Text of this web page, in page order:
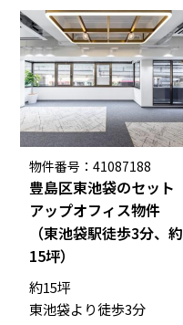
物件番号：41087188
豊島区東池袋のセット
アップオフィス物件
（東池袋駅徒歩3分、約
15坪）
約15坪
東池袋より徒歩3分